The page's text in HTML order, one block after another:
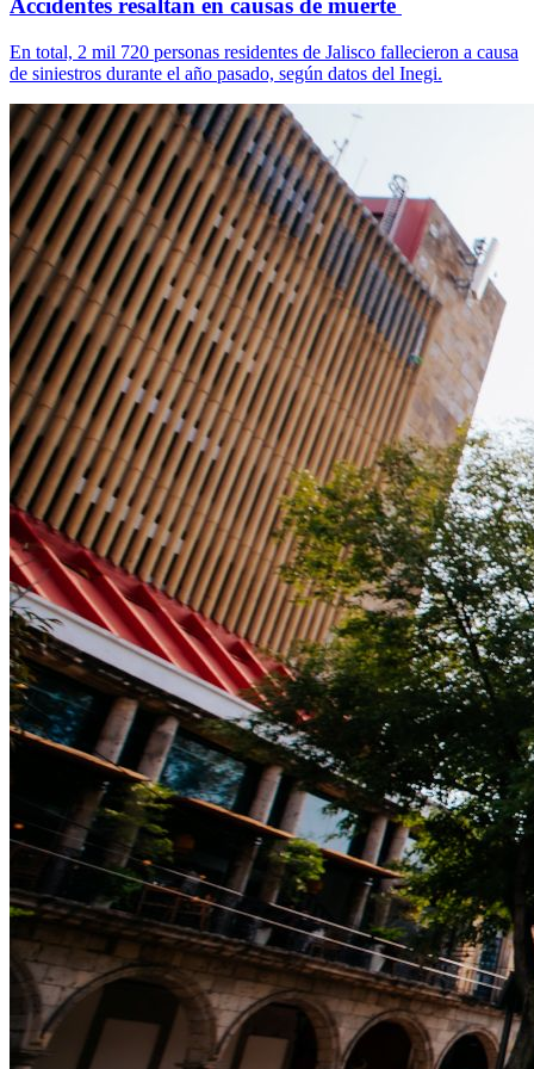
Accidentes resaltan en causas de muerte
En total, 2 mil 720 personas residentes de Jalisco fallecieron a causa
de siniestros durante el año pasado, según datos del Inegi.